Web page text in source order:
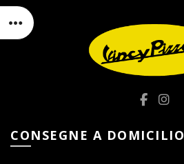
CONSEGNE A DOMICILIO